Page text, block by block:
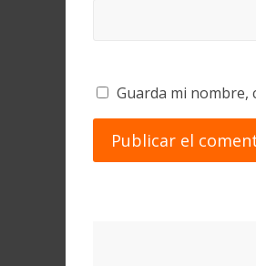
Guarda mi nombre,